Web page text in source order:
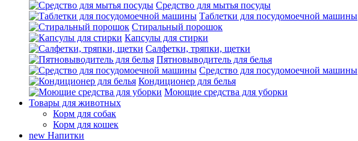
Средство для мытья посуды
Таблетки для посудомоечной машины
Стиральный порошок
Капсулы для стирки
Салфетки, тряпки, щетки
Пятновыводитель для белья
Средство для посудомоечной машины
Кондиционер для белья
Моющие средства для уборки
Товары для животных
Корм для собак
Корм для кошек
new Напитки